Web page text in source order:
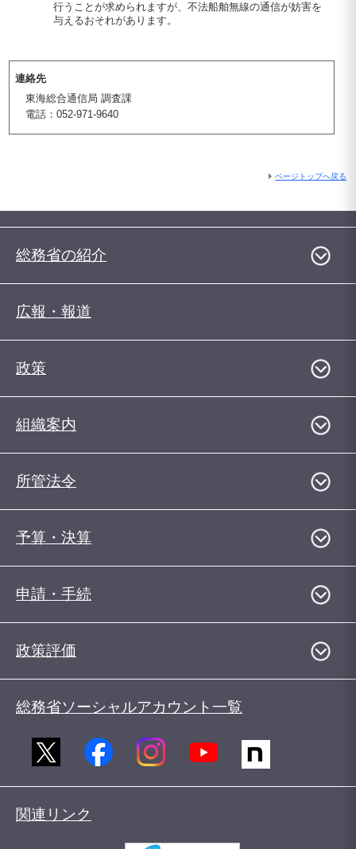
行うことが求められますが、不法船舶無線の通信が妨害を
与えるおそれがあります。
連絡先
東海総合通信局 調査課
電話：052-971-9640
ページトップへ戻る
総務省の紹介
広報・報道
政策
組織案内
所管法令
予算・決算
申請・手続
政策評価
総務省ソーシャルアカウント一覧
関連リンク